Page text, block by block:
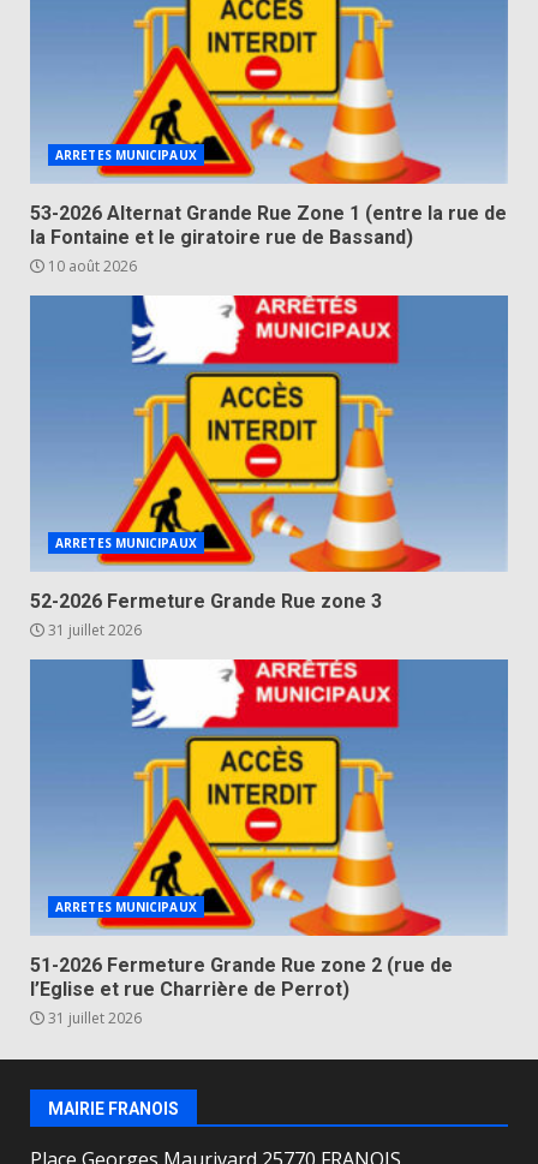
ARRETES MUNICIPAUX
53-2026 Alternat Grande Rue Zone 1 (entre la rue de
la Fontaine et le giratoire rue de Bassand)
10 août 2026
ARRETES MUNICIPAUX
52-2026 Fermeture Grande Rue zone 3
31 juillet 2026
ARRETES MUNICIPAUX
51-2026 Fermeture Grande Rue zone 2 (rue de
l’Eglise et rue Charrière de Perrot)
31 juillet 2026
MAIRIE FRANOIS